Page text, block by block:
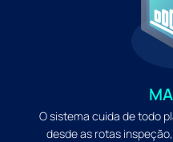
O sistema cuida de todo
desde as rotas